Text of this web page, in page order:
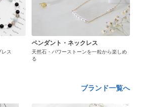
ス
ペンダント・ネックレス
天然石・パワーストーンを一粒から楽しめ
る
ブランド一覧へ